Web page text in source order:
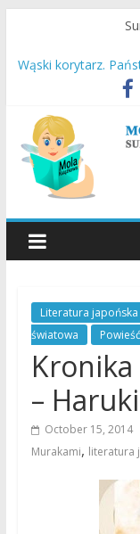
content
Wąski korytarz.
Daron Acemoglu,
Stara Słaboniowa i
Ucieczka z
Empuzjon – Olga
Miasto w chmurach
MOLA
SUBIEKTYWNY
BLOG
KSIĄŻKACH
Literatura japońska
światowa
Powieść
–
October 15, 2014
Murakami, literatura